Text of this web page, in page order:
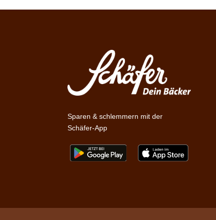
Sparen & schlemmern mit der
Schäfer-App